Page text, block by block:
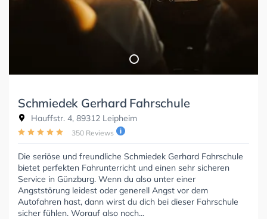
Schmiedek Gerhard Fahrschule
Hauffstr. 4, 89312 Leipheim
350 Reviews
Die seriöse und freundliche Schmiedek Gerhard Fahrschule
bietet perfekten Fahrunterricht und einen sehr sicheren
Service in Günzburg. Wenn du also unter einer
Angststörung leidest oder generell Angst vor dem
Autofahren hast, dann wirst du dich bei dieser Fahrschule
sicher fühlen. Worauf also noch...